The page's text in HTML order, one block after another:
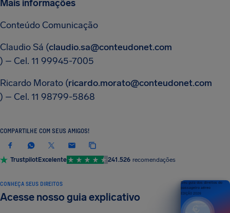
Mais informações
Conteúdo Comunicação
Claudio Sá (claudio.sa@conteudonet.com
) – Cel. 11 99945-7005
Ricardo Morato (ricardo.morato@conteudonet.com
) – Cel. 11 98799-5868
COMPARTILHE COM SEUS AMIGOS!
TrustpilotExcelente 241.526 recomendações
CONHEÇA SEUS DIREITOS
Acesse nosso guia explicativo
Seu guia dos direitos do
passageiro aéreo
EDIÇÃO 2026